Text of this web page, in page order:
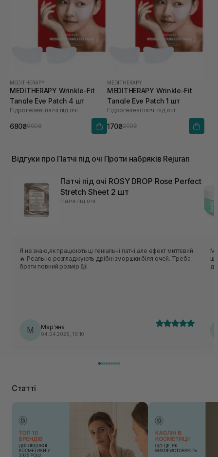
MEDITHERAPY
MEDITHERAPY Wrinkle-Fit
Tangle Eye Patch 4 шт
Гідрогелеві патчі під очі
680₴800₴
MEDITHERAPY
MEDITHERAPY Wrinkle-Fit
Tangle Eye Patch 1 шт
Гідрогелеві патчі під очі
170₴200₴
Відгуки про Патчі під очі Проти набряків Rejuran
Патчі під очі ROSY DROP Rose Perfect
Stretch Sheet 2 шт
Патчі під очі
Я не знаю,як працюють ці геніальні патчі,але ефект миттєвий
🔥 Реально розгладжують дрібні зморшки біля очей. Треба
брати повний розмір 🙌
М Мар‘яна
04.04.2026, 19:10
Статті